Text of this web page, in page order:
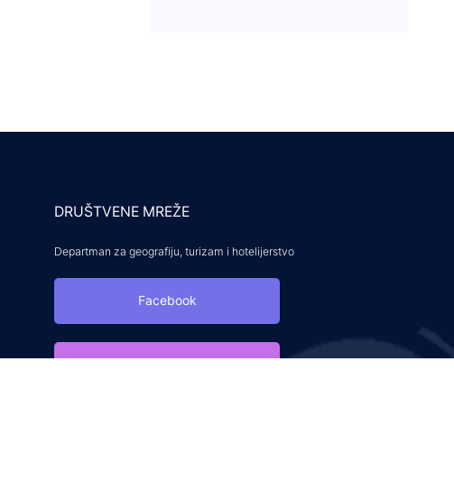
DRUŠTVENE MREŽE
Departman za geografiju, turizam i hotelijerstvo
Facebook